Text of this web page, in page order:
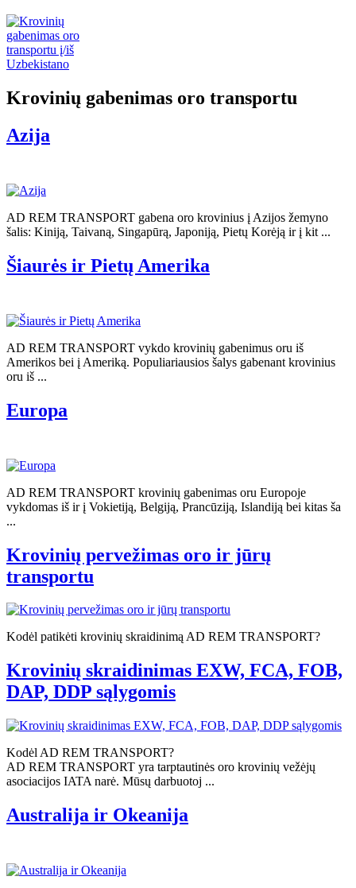
Krovinių gabenimas oro transportu
Azija
AD REM TRANSPORT gabena oro krovinius į Azijos žemyno
šalis: Kiniją, Taivaną, Singapūrą, Japoniją, Pietų Korėją ir į kit ...
Šiaurės ir Pietų Amerika
AD REM TRANSPORT vykdo krovinių gabenimus oru iš
Amerikos bei į Ameriką. Populiariausios šalys gabenant krovinius
oru iš ...
Europa
AD REM TRANSPORT krovinių gabenimas oru Europoje
vykdomas iš ir į Vokietiją, Belgiją, Prancūziją, Islandiją bei kitas ša
...
Krovinių pervežimas oro ir jūrų
transportu
Kodėl patikėti krovinių skraidinimą AD REM TRANSPORT?
Krovinių skraidinimas EXW, FCA, FOB,
DAP, DDP sąlygomis
Kodėl AD REM TRANSPORT?
AD REM TRANSPORT yra tarptautinės oro krovinių vežėjų
asociacijos IATA narė. Mūsų darbuotoj ...
Australija ir Okeanija